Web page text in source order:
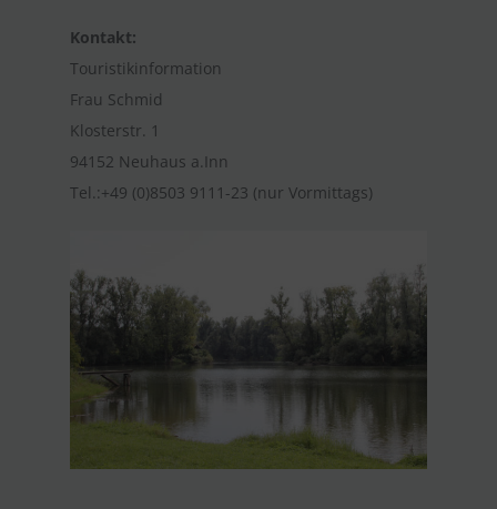
Kontakt:
Touristikinformation
Frau Schmid
Klosterstr. 1
94152 Neuhaus a.Inn
Tel.:+49 (0)8503 9111-23 (nur Vormittags)